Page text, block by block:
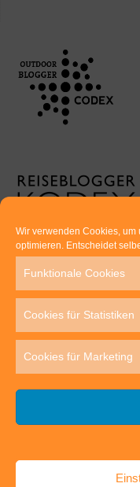
Wir verwenden Cookies,
optimieren. Entscheidet
Funktionale Cookies
Cookies für Statistiken
Cookies für Marketing
Euer
Thomas